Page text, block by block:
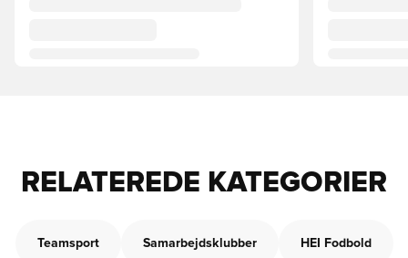
RELATEREDE KATEGORIER
Teamsport Samarbejdsklubber HEI Fodbold